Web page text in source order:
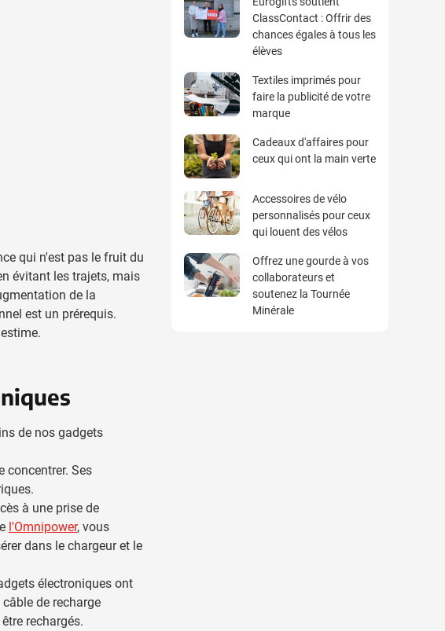
ClassContact : Offrir des
chances égales à tous les
élèves
Textiles imprimés pour
faire la publicité de votre
marque
Cadeaux d'affaires pour
ceux qui ont la main verte
Accessoires de vélo
personnalisés pour ceux
qui louent des vélos
Offrez une gourde à vos
collaborateurs et
soutenez la Tournée
Minérale
qui n'est pas le fruit du
évitant les trajets, mais
de la
est un prérequis.
de nos gadgets
concentrer. Ses
à une prise de
l'Omnipower, vous
dans le chargeur et le
électroniques ont
de recharge
rechargés.